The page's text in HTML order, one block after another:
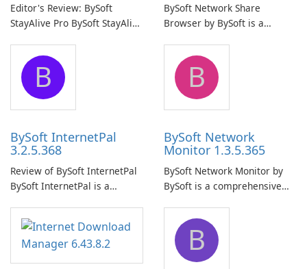
Editor's Review: BySoft
StayAlive Pro BySoft StayAlive
application designed to
ensure the continuous and
uninterrupted operation of
your computer system.
BySoft Network Share
Browser by BySoft is a
application that allows users
to easily browse and manage
shared folders on their
network.
B
BySoft InternetPal
3.2.5.368
Review of BySoft InternetPal
BySoft InternetPal is a
application designed to
monitor your internet
connection and provide real-
time insights into its
B
BySoft Network
Monitor 1.3.5.365
BySoft Network Monitor by
BySoft is a comprehensive
designed to help businesses
effectively manage their
network infrastructure.
B